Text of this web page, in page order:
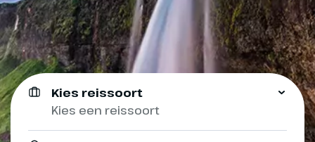
Kies reissoort
Kies een reissoort